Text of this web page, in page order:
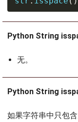
Python String
无。
Python String
如果字符串中只包